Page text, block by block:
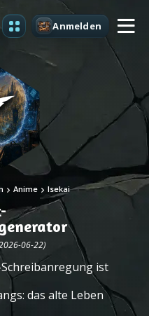
Anmelden
Anime Isekai
06-22)
ist
das alte Leben